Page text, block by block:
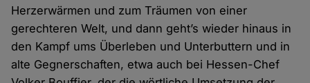
Herzerwärmen und zum Träumen von einer
gerechteren Welt, und dann geht’s wieder hinaus in
den Kampf ums Überleben und Unterbuttern und in
alte Gegnerschaften, etwa auch bei Hessen-Chef